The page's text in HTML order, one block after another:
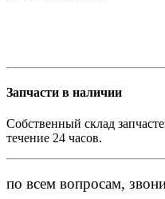
Запчасти в наличии
Собственный склад
течение 24 часов.
по всем вопросам,